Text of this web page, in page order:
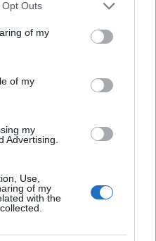
uses one or more Google
behaviour. You may click to
and its third-party tags to
purposes in below Google
Outs
of my
of my
my
Advertising.
Use,
of my
with the
του μελτεμιού, που
των θερμοκρασιών.